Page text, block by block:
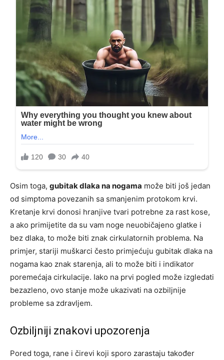
Osim toga, gubitak dlaka na nogama može biti još jedan
od simptoma povezanih sa smanjenim protokom krvi.
Kretanje krvi donosi hranjive tvari potrebne za rast kose,
a ako primijetite da su vam noge neuobičajeno glatke i
bez dlaka, to može biti znak cirkulatornih problema. Na
primjer, stariji muškarci često primjećuju gubitak dlaka na
nogama kao znak starenja, ali to može biti i indikator
poremećaja cirkulacije. Iako na prvi pogled može izgledati
bezazleno, ovo stanje može ukazivati na ozbiljnije
probleme sa zdravljem.
Ozbiljniji znakovi upozorenja
Pored toga, rane i čirevi koji sporo zarastaju također